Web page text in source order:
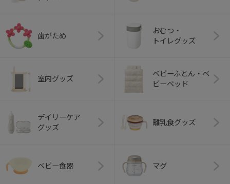
歯がため
おむつ・
トイレグッズ
室内グッズ
ベビーふとん・ベ
ビーベッド
デイリーケア
グッズ
離乳食グッズ
ベビー食器 マグ